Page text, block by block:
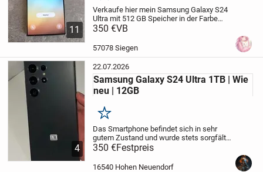
Sendungsverfolgung
innerhalb von spätestens 1-2 Werktagen nach
Zahlungseingang.
Versandkosten richtet sich nach den „aktuellen“ Post bzw.
Paketdienst Preisen
Bei Verlust oder Transportschäden durch Paketdienst / Post
wird keine Haftung übernommen.
Versandrisiko trägt der Käufer, sobald die Ware an den
Zusteller übergeben wurde § 447 BGB
11
Verkaufe hier mein Samsung Galaxy S24
Ultra mit 512 GB Speicher in der Farbe
Titanium Violet.
technisch einwandfrei.
Anfang an sehr...
350 €VB
57078 Siegen
4
22.07.2026
Samsung Galaxy S24 Ultra 1TB | Wie
neu | 12GB
Merken
Das Smartphone befindet sich in sehr
gutem Zustand und wurde stets sorgfältig
behandelt.Es gibt keine Beschädigungen,
keine Risse oder sonstige Mängel. Alle
Funktionen arbeiten einwandfrei.
350 €Festpreis
16540 Hohen Neuendorf